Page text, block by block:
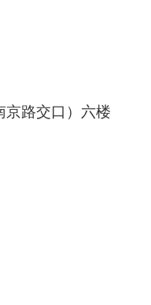
京路交口）六楼